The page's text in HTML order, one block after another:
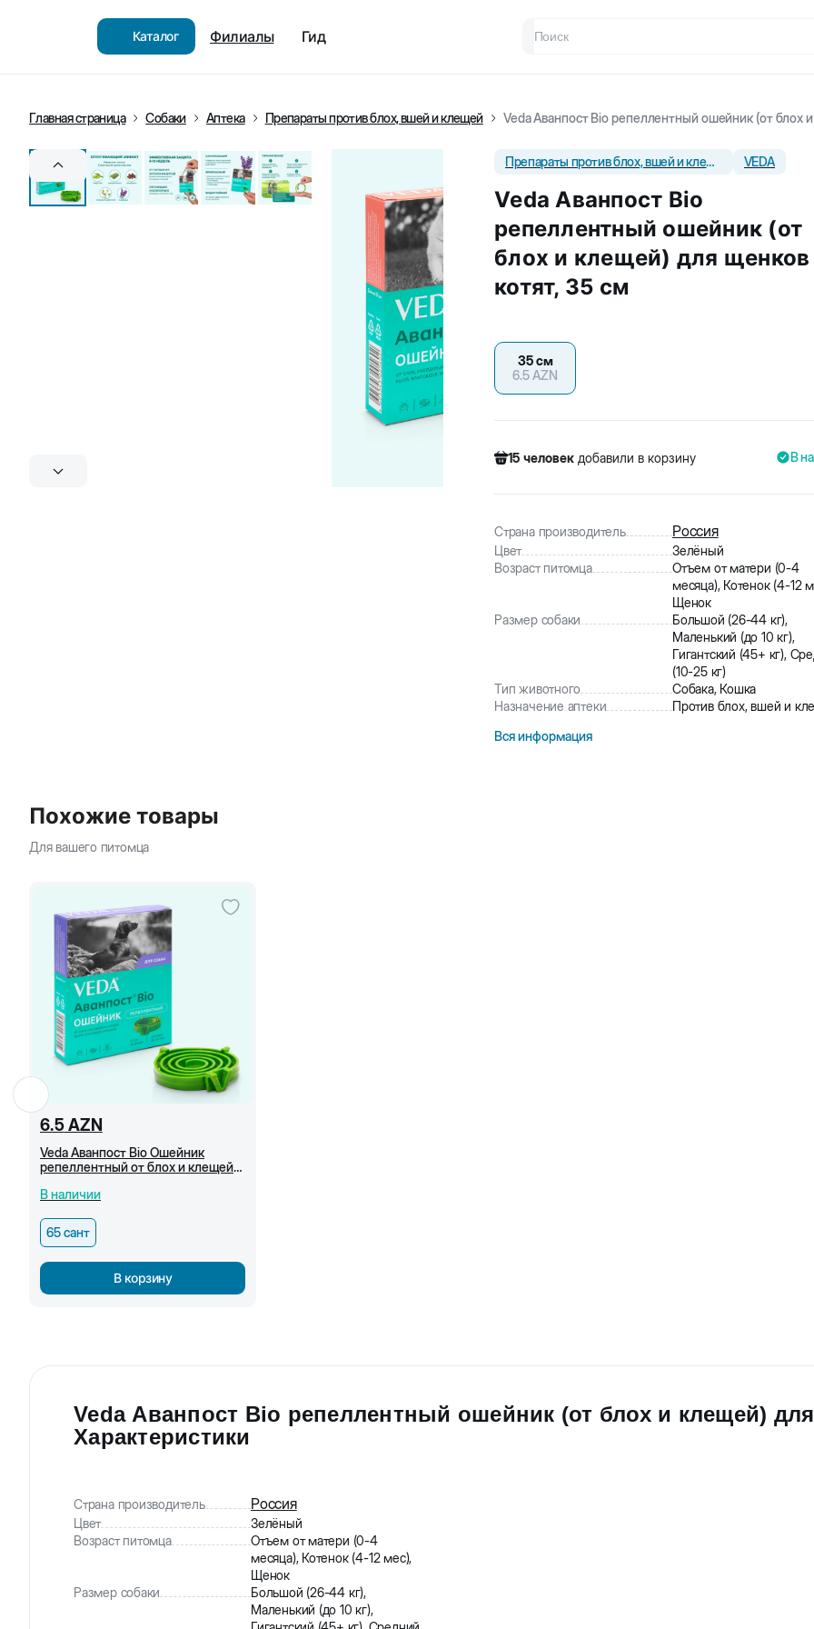
Каталог Филиалы Гид
Главная страница Собаки Аптека Препараты против блох, вшей и клещей Veda Аванпост Bio репеллентный ошейник (от блох
Препараты против блох, вшей и клещей VEDA
Veda Аванпост Bio
репеллентный ошейник (от
блох и клещей) для щенков
котят, 35 см
15 человек добавили в корзину
добавили в корзину
В
35 см
6.5AZN
Страна производитель Россия
Цвет
Зелёный
Возраст питомца
Отъем от матери (0-4
месяца), Котенок (4-12
Щенок
Размер собаки
Большой (26-44 кг),
Маленький (до 10 кг),
Гигантский (45+ кг),
(10-25 кг)
Тип животного
Собака, Кошка
Назначение аптеки
Против блох, вшей и
Вся информация
Похожие товары
Для вашего питомца
6.5 AZN
Veda Аванпост Bio Ошейник
репеллентный от блох и клещей
В наличии
65 сант
В корзину
Veda Аванпост Bio репеллентный ошейник (от блох и клещей)
Характеристики
Страна производитель Россия
Цвет
Зелёный
Возраст питомца
Отъем от матери (0-4
месяца), Котенок (4-12 мес),
Щенок
Размер собаки
Большой (26-44 кг),
Маленький (до 10 кг),